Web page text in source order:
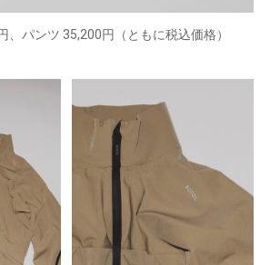
、パンツ 35,200円（ともに税込価格）